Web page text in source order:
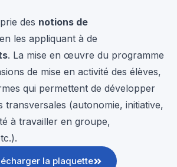
des notions de
en les appliquant à de
. La mise en œuvre du programme
de mise en activité des élèves,
qui permettent de développer
transversales (autonomie, initiative,
à travailler en groupe,
la plaquette